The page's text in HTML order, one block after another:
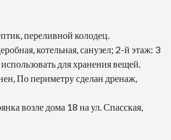
переливной колодец.
котельная, санузел; 2-й этаж: 3
для хранения вещей.
По периметру сделан дренаж,
возле дома 18 на ул. Спасская,